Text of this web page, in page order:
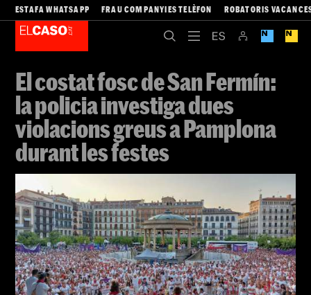
ESTAFA WHATSAPP FRAU COMPANYIES TELÈFON ROBATORIS
El costat fosc de San Fermín:
la policia investiga dues
violacions greus a Pamplona
durant les festes